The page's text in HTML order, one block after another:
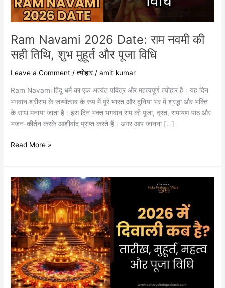
Ram Navami 2026 Date: राम नवमी की
सही तिथि, शुभ मुहूर्त और पूजा विधि
Leave a Comment /त्योहार/amit kumar
Ram Navami हिंदू धर्म का एक अत्यंत पवित्र और महत्वपूर्ण त्योहार है। यह दिन
भगवान श्रीराम के जन्मोत्सव के रूप में पूरे भारत और दुनिया भर में श्रद्धा और भक्ति
के साथ मनाया जाता है। इस दिन भक्त भगवान राम की पूजा, व्रत, रामायण पाठ और
भजन-कीर्तन करके आशीर्वाद प्राप्त करते हैं। अगर आप जानना […]
शुभ
मुहूर्त
और
पूजा
विधि
Read More »
2026
में
दिवाली
कब
है?
|
तारीख,
मुहूर्त,
महत्व
और